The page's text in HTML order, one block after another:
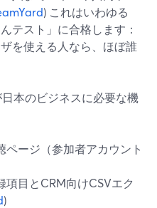
) これはいわゆる
テスト」に合格します：
を使える人なら、ほぼ誰
本のビジネスに必要な機
ページ（参加者アカウント
項目とCRM向けCSVエク
)